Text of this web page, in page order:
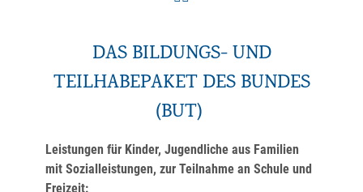
DAS BILDUNGS- UND
TEILHABEPAKET DES BUNDES
(BUT)
Leistungen für Kinder, Jugendliche aus Familien
mit Sozialleistungen, zur Teilnahme an Schule und
Freizeit: